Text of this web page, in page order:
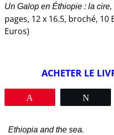
Un Galop en Éthiopie : la
pages, 12 x 16.5, broché, 10
Euros)
ACHETER LE
Ethiopia and the sea.